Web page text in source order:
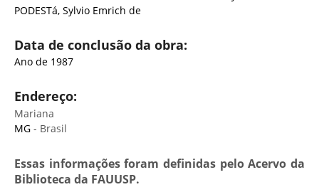
PODESTá, Sylvio Emrich de
Data de conclusão da obra:
Ano de 1987
Endereço:
Mariana
MG - Brasil
Essas informações foram definidas pelo Acervo da
Biblioteca da FAUUSP.